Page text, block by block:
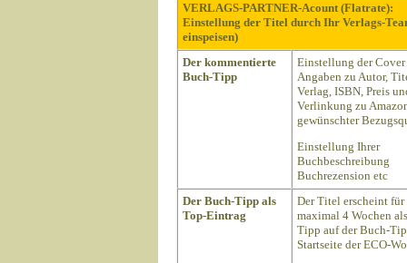
VERLAGS-PARTNER-Acount (Flatrate):
Einstellung der Titel durch Ihr Verlags-
einspeisen)
Der kommentierte
Buch-Tipp
Einstellung der
Angaben zu Autor,
Verlag, ISBN, Preis
Verlinkung zu
gewünschter
Einstellung Ihrer
Buchbeschreibung
Buchrezension etc
Der Buch-Tipp als
Top-Eintrag
Der Titel erscheint für
maximal 4 Wochen
Tipp auf der Buch-
Startseite der ECO-